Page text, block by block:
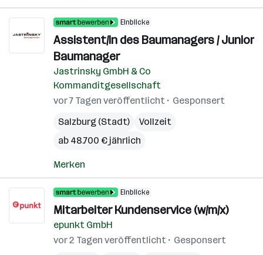
Einblicke
Assistent/in des Baumanagers / Junior
Baumanager
Jastrinsky GmbH & Co
Kommanditgesellschaft
vor 7 Tagen veröffentlicht
Gesponsert
Salzburg (Stadt)
Vollzeit
ab 48.700 € jährlich
Merken
Einblicke
Mitarbeiter Kundenservice (w/m/x)
epunkt GmbH
vor 2 Tagen veröffentlicht
Gesponsert